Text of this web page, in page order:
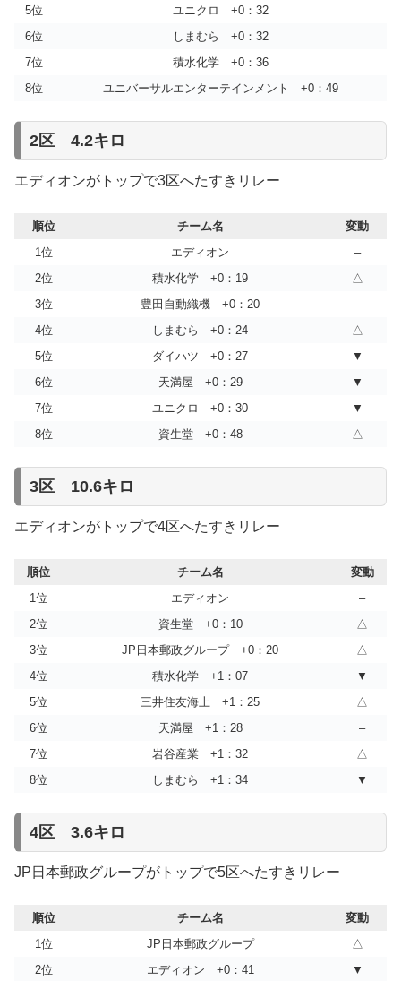
1位
4位
5位 シスメックス
7位 ルートインホテルズ
9位 豊田自動織機
11位
14位
15位
16位
1位
2位
3位
6位 大塚製薬
7位 しまむら
8位 日立
9位 肥後銀行
11位
12位
15位
16位
5位
ユニクロ +0：32
6位
しまむら +0：32
7位
積水化学 +0：36
8位
ユニバーサルエンターテインメント +0：49
2区 4.2キロ
エディオンがトップで3区へたすきリレー
順位 チーム名
変動
1位
エディオン
–
2位
積水化学 +0：19
△
3位
豊田自動織機 +0：20
–
4位
しまむら +0：24
△
5位
ダイハツ +0：27
▼
6位
天満屋 +0：29
▼
7位
ユニクロ +0：30
▼
8位
資生堂 +0：48 △
3区 10.6キロ
エディオンがトップで4区へたすきリレー
順位 チーム名
変動
1位
エディオン
–
2位
資生堂 +0：10
△
3位
JP日本郵政グループ +0：20
△
4位
積水化学 +1：07
▼
5位
三井住友海上 +1：25
△
6位
天満屋 +1：28
–
7位
岩谷産業 +1：32
△
8位
しまむら +1：34 ▼
4区 3.6キロ
JP日本郵政グループがトップで5区へたすきリレー
順位 チーム名
変動
1位
JP日本郵政グループ
△
2位
エディオン +0：41
▼